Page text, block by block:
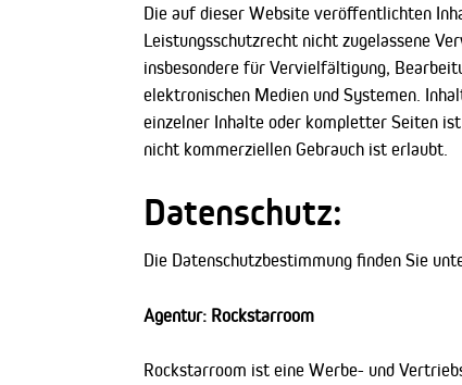
Die auf dieser Website veröffentlichten
Leistungsschutzrecht nicht zugelassene
insbesondere für Vervielfältigung,
elektronischen Medien und Systemen.
einzelner Inhalte oder kompletter Seiten
nicht kommerziellen Gebrauch ist erlaubt.
Datenschutz:
Die Datenschutzbestimmung finden Sie
Agentur: Rockstarroom
Rockstarroom ist eine Werbe- und